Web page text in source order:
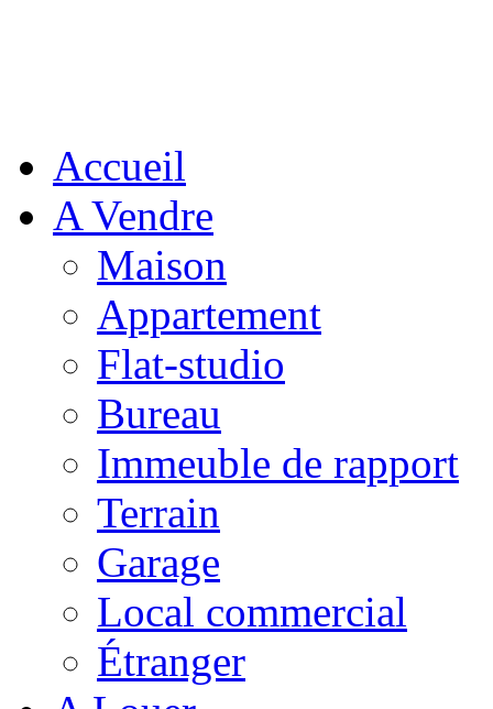
Accueil
A Vendre
Maison
Appartement
Flat-studio
Bureau
Immeuble de rapport
Terrain
Garage
Local commercial
Étranger